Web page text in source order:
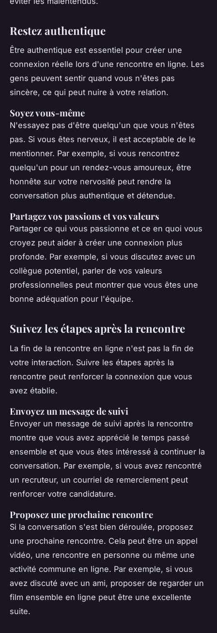
Restez authentique
Être authentique est essentiel pour créer une
connexion réelle lors d'une rencontre en ligne. Les
gens peuvent sentir quand vous n'êtes pas
sincère, ce qui peut nuire à votre relation.
Soyez vous-même
N'essayez pas d'être quelqu'un que vous n'êtes
pas. Si vous êtes nerveux, il est acceptable de le
mentionner. Par exemple, si vous rencontrez
quelqu'un pour un rendez-vous amoureux, être
honnête sur votre nervosité peut rendre la
conversation plus authentique et détendue.
Partagez vos passions et vos valeurs
Partager ce qui vous passionne et ce en quoi vous
croyez peut aider à créer une connexion plus
profonde. Par exemple, si vous discutez avec un
collègue potentiel, parler de vos valeurs
professionnelles peut montrer que vous êtes une
bonne adéquation pour l'équipe.
Suivez les étapes après la rencontre
La fin de la rencontre en ligne n'est pas la fin de
votre interaction. Suivre les étapes après la
rencontre peut renforcer la connexion que vous
avez établie.
Envoyez un message de suivi
Envoyer un message de suivi après la rencontre
montre que vous avez apprécié le temps passé
ensemble et que vous êtes intéressé à continuer la
conversation. Par exemple, si vous avez rencontré
un recruteur, un courriel de remerciement peut
renforcer votre candidature.
Proposez une prochaine rencontre
Si la conversation s'est bien déroulée, proposez
une prochaine rencontre. Cela peut être un appel
vidéo, une rencontre en personne ou même une
activité commune en ligne. Par exemple, si vous
avez discuté avec un ami, proposer de regarder un
film ensemble en ligne peut être une excellente
suite.